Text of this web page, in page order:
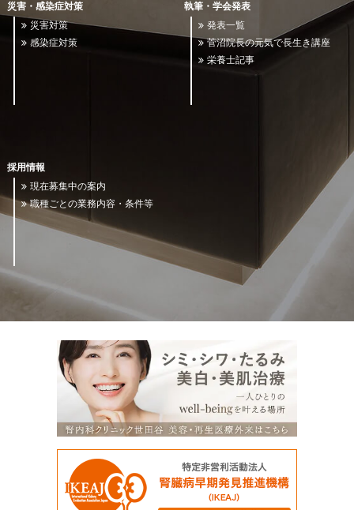
災害・感染症対策
災害対策
感染症対策
執筆・学会発表
発表一覧
菅沼院長の元気で長生き講座
栄養士記事
採用情報
現在募集中の案内
職種ごとの業務内容・条件等